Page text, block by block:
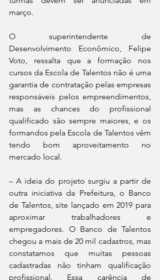
março.
O superintendente de
Desenvolvimento Econômico, Felipe
Voto, ressalta que a formação nos
cursos da Escola de Talentos não é uma
garantia de contratação pelas empresas
responsáveis pelos empreendimentos,
mas as chances do profissional
qualificado são sempre maiores, e os
formandos pela Escola de Talentos vêm
tendo bom aproveitamento no
mercado local.
– A ideia do projeto surgiu a partir de
outra iniciativa da Prefeitura, o Banco
de Talentos, site lançado em 2019 para
aproximar trabalhadores e
empregadores. O Banco de Talentos
chegou a mais de 20 mil cadastros, mas
constatamos que muitas pessoas
cadastradas não tinham qualificação
profissional. Essa carência de